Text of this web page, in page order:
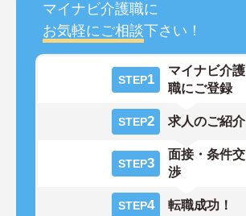
マイナビ介護職に
お気軽にご相談下さい！
STEP1
マイナビ介護
職にご登録
STEP2 求人のご紹介
STEP3
面接・条件交
渉
STEP4 転職成功！